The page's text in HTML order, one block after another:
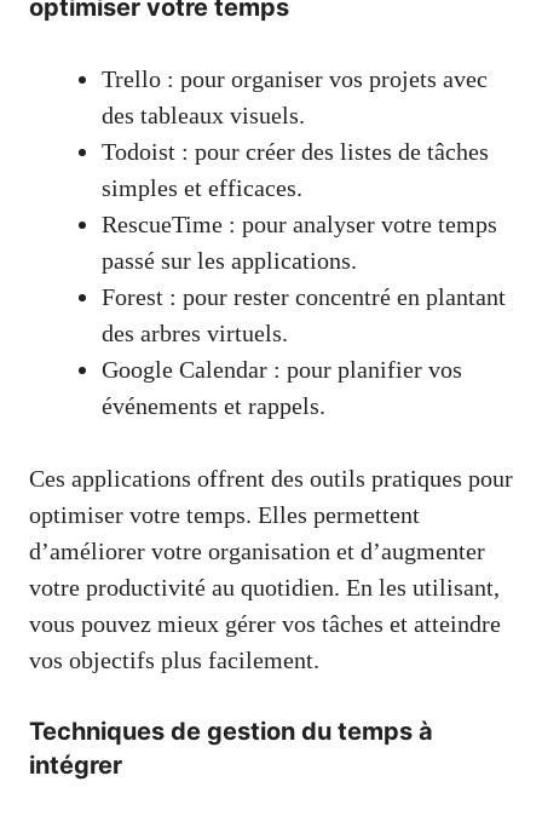
optimiser votre temps
Trello : pour organiser vos projets avec
des tableaux visuels.
Todoist : pour créer des listes de tâches
simples et efficaces.
RescueTime : pour analyser votre temps
passé sur les applications.
Forest : pour rester concentré en plantant
des arbres virtuels.
Google Calendar : pour planifier vos
événements et rappels.
Ces applications offrent des outils pratiques pour
optimiser votre temps. Elles permettent
d’améliorer votre organisation et d’augmenter
votre productivité au quotidien. En les utilisant,
vous pouvez mieux gérer vos tâches et atteindre
vos objectifs plus facilement.
Techniques de gestion du temps à
intégrer